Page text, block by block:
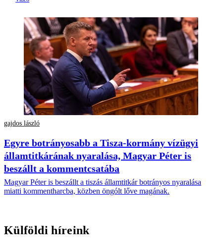
gajdos lászló
Egyre botrányosabb a Tisza-kormány vízügyi
államtitkárának nyaralása, Magyar Péter is
beszállt a kommentcsatába
Magyar Péter is beszállt a tiszás államtitkár botrányos nyaralása
miatti kommentharcba, közben öngólt lőve magának.
Külföldi híreink